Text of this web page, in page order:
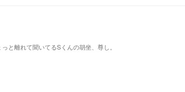
と離れて聞いてるSくんの胡坐、尊し。